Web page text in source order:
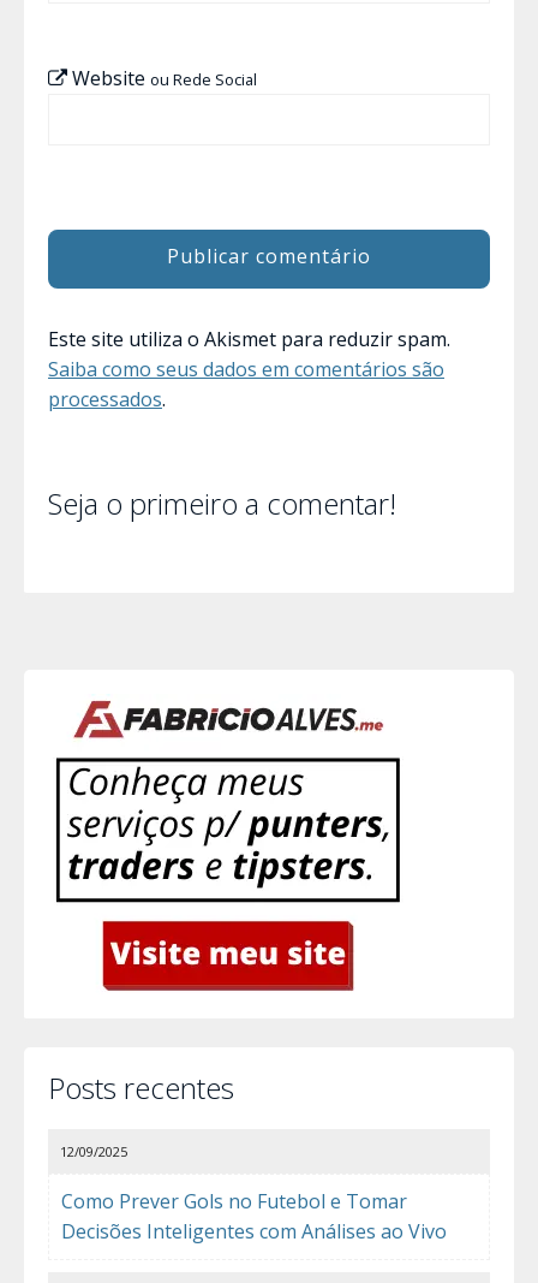
Website ou Rede Social
Este site utiliza o Akismet para reduzir spam.
Saiba como seus dados em comentários são
processados.
Seja o primeiro a comentar!
Posts recentes
Como Prever Gols no Futebol e Tomar
Decisões Inteligentes com Análises ao Vivo
12/09/2025